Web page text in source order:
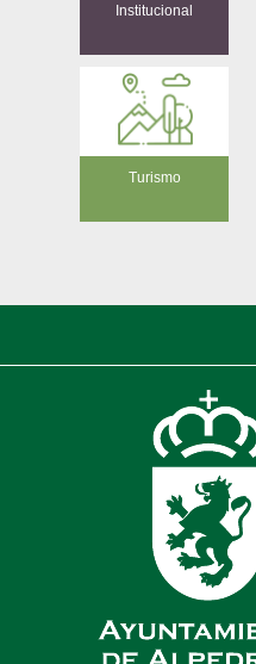
Institucional
Turismo